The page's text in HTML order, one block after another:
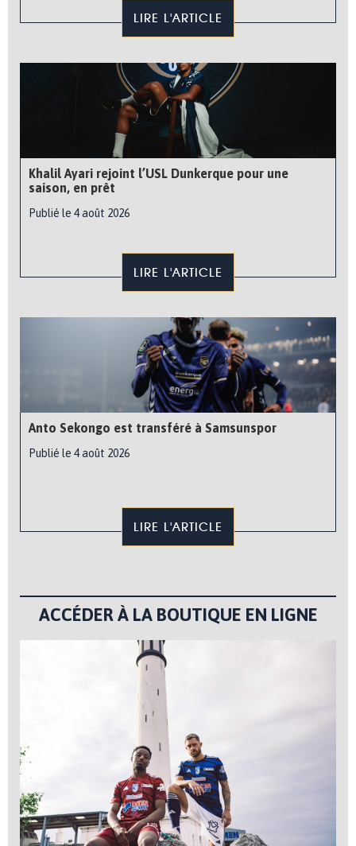
LIRE L'ARTICLE
Khalil Ayari rejoint l’USL Dunkerque pour une
saison, en prêt
Publié le 4 août 2026
LIRE L'ARTICLE
Anto Sekongo est transféré à Samsunspor
Publié le 4 août 2026
LIRE L'ARTICLE
ACCÉDER À LA BOUTIQUE EN LIGNE